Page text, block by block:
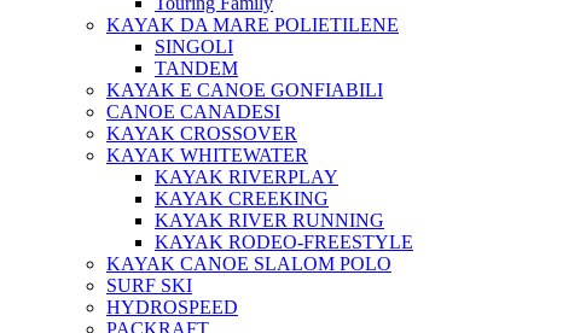
KAYAK DA MARE POLIETILENE
SINGOLI
TANDEM
KAYAK E CANOE GONFIABILI
CANOE CANADESI
KAYAK CROSSOVER
KAYAK WHITEWATER
KAYAK RIVERPLAY
KAYAK CREEKING
KAYAK RIVER RUNNING
KAYAK RODEO-FREESTYLE
KAYAK CANOE SLALOM POLO
SURF SKI
HYDROSPEED
PACKRAFT